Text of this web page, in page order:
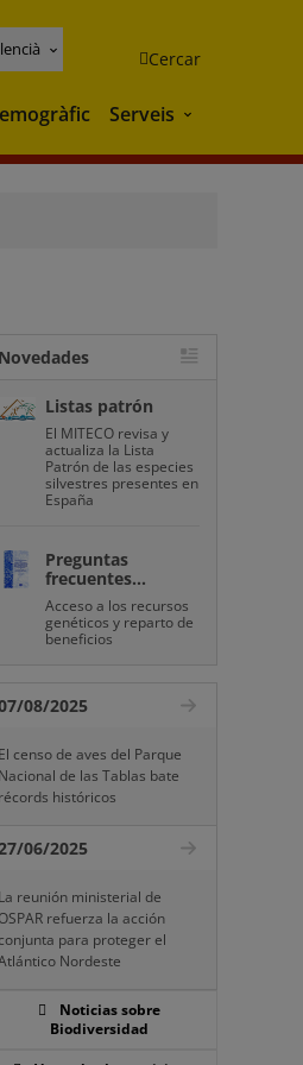
Cercar
Serveis Serveis
Novedades
Listas patrón
El MITECO revisa y
actualiza la Lista
Patrón de las especies
silvestres presentes en
España
Preguntas
frecuentes...
Acceso a los recursos
genéticos y reparto de
beneficios
08/2025
El censo de aves del Parque
Nacional de las Tablas bate
récords históricos
06/2025
La reunión ministerial de
OSPAR refuerza la acción
para proteger el
Nordeste
Noticias sobre
Biodiversidad